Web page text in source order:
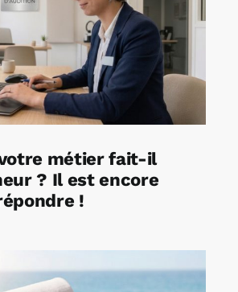
métier fait-il
? Il est encore
!